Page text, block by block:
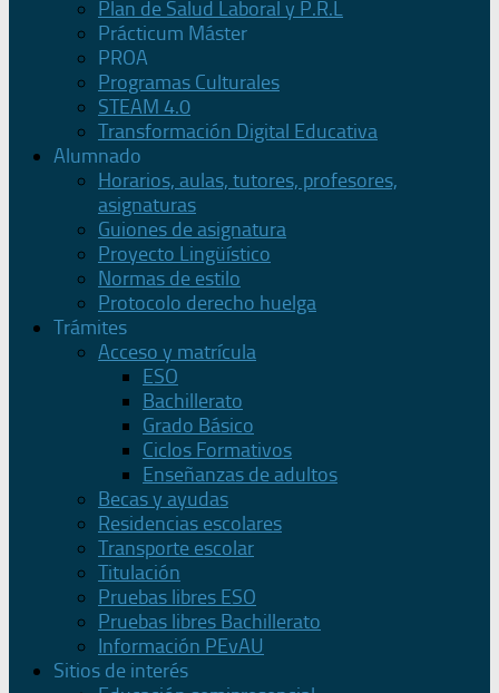
Plan de Salud Laboral y P.R.L
Prácticum Máster
PROA
Programas Culturales
STEAM 4.0
Transformación Digital Educativa
Alumnado
Horarios, aulas, tutores, profesores,
asignaturas
Guiones de asignatura
Proyecto Lingüístico
Normas de estilo
Protocolo derecho huelga
Trámites
Acceso y matrícula
ESO
Bachillerato
Grado Básico
Ciclos Formativos
Enseñanzas de adultos
Becas y ayudas
Residencias escolares
Transporte escolar
Titulación
Pruebas libres ESO
Pruebas libres Bachillerato
Información PEvAU
Sitios de interés